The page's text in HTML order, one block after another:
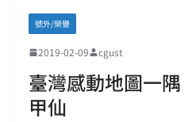
號外/榮譽
2019-02-09 cgust
臺灣感動地圖一隅
甲仙